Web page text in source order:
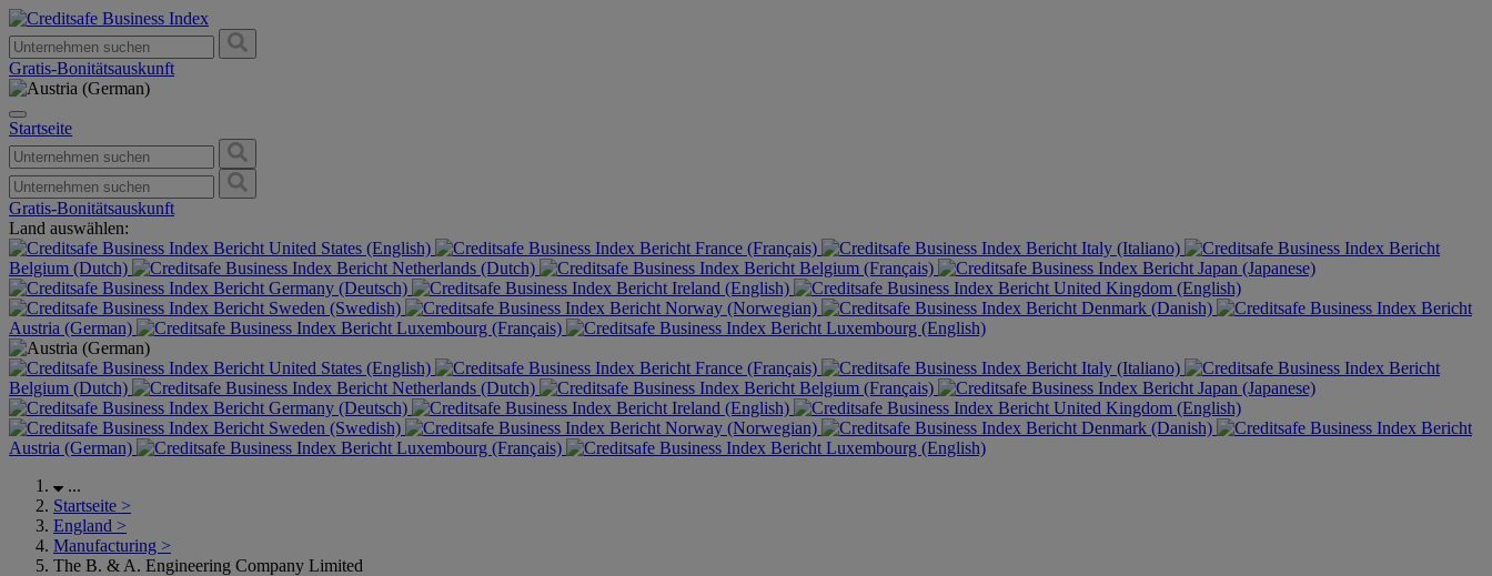
Gratis-Bonitätsauskunft
Startseite
Gratis-Bonitätsauskunft
Land auswählen:
United States (English)
France (Français)
Italy (Italiano)
Belgium (Dutch)
Netherlands (Dutch) Belgium (Français)
Japan (Japanese)
Germany (Deutsch)
Ireland (English)
United Kingdom (English)
Sweden (Swedish)
Norway (Norwegian)
Denmark (Danish)
Austria (German)
Luxembourg (Français) Luxembourg (English)
United States (English) France (Français)
Italy (Italiano)
Belgium (Dutch)
Netherlands (Dutch) Belgium (Français)
Japan (Japanese)
Germany (Deutsch)
Ireland (English)
United Kingdom (English)
Sweden (Swedish)
Norway (Norwegian)
Denmark (Danish)
Austria (German)
Luxembourg (Français)
Luxembourg (English)
...
Startseite >
England >
Manufacturing >
The B. & A. Engineering Company Limited